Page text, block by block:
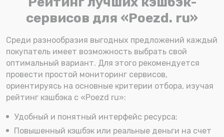
сервисов для «Poezd. ru»
Среди разнообразия выгодных предложений каждый
покупатель имеет возможность выбрать свой
оптимальный вариант. Для этого рекомендуется
провести простой мониторинг сервисов,
ориентируясь на основные критерии отбора, изучая
рейтинг кэшбэка с «Poezd ru»:
Удобный и понятный интерфейс ресурса;
Повышенный кэшбэк или реальные деньги на счет